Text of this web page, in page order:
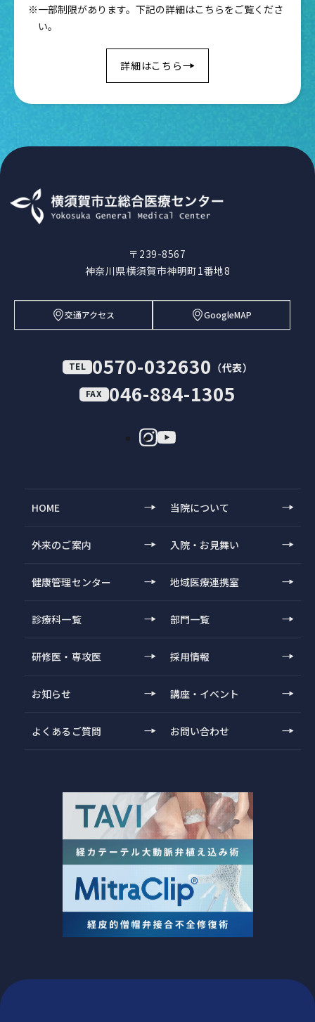
※一部制限があります。下記の詳細はこちらをご覧くださ
い。
詳細はこちら
〒239-8567
神奈川県横須賀市神明町1番地8
交通アクセス GoogleMAP
TEL 0570-032630 （代表）
FAX 046-884-1305
HOME 当院について
外来のご案内 入院・お見舞い
健康管理センター 地域医療連携室
診療科一覧 部門一覧
研修医・専攻医 採用情報
お知らせ 講座・イベント
よくあるご質問 お問い合わせ